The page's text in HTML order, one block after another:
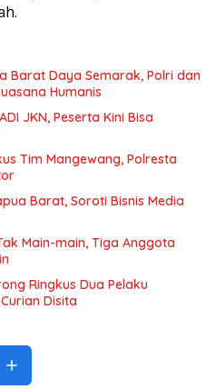
Barat Daya Semarak, Polri dan
Humanis
JKN, Peserta Kini Bisa
Tim Mangewang, Polresta
Barat, Soroti Bisnis Media
Main-main, Tiga Anggota
Ringkus Dua Pelaku
Disita